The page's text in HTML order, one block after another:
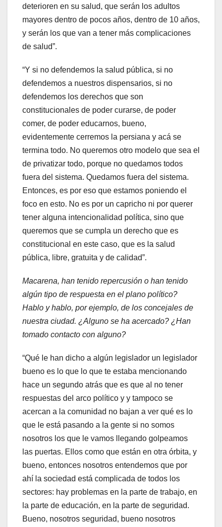
deterioren en su salud, que serán los adultos
mayores dentro de pocos años, dentro de 10 años,
y serán los que van a tener más complicaciones
de salud”.
“Y si no defendemos la salud pública, si no
defendemos a nuestros dispensarios, si no
defendemos los derechos que son
constitucionales de poder curarse, de poder
comer, de poder educarnos, bueno,
evidentemente cerremos la persiana y acá se
termina todo. No queremos otro modelo que sea el
de privatizar todo, porque no quedamos todos
fuera del sistema. Quedamos fuera del sistema.
Entonces, es por eso que estamos poniendo el
foco en esto. No es por un capricho ni por querer
tener alguna intencionalidad política, sino que
queremos que se cumpla un derecho que es
constitucional en este caso, que es la salud
pública, libre, gratuita y de calidad”.
Macarena, han tenido repercusión o han tenido
algún tipo de respuesta en el plano político?
Hablo y hablo, por ejemplo, de los concejales de
nuestra ciudad. ¿Alguno se ha acercado? ¿Han
tomado contacto con alguno?
“Qué le han dicho a algún legislador un legislador
bueno es lo que lo que te estaba mencionando
hace un segundo atrás que es que al no tener
respuestas del arco político y y tampoco se
acercan a la comunidad no bajan a ver qué es lo
que le está pasando a la gente si no somos
nosotros los que le vamos llegando golpeamos
las puertas. Ellos como que están en otra órbita, y
bueno, entonces nosotros entendemos que por
ahí la sociedad está complicada de todos los
sectores: hay problemas en la parte de trabajo, en
la parte de educación, en la parte de seguridad.
Bueno, nosotros seguridad, bueno nosotros